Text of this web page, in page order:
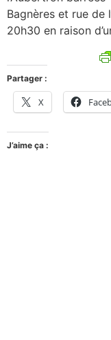
Bagnères et rue de
20h30 en raison
Partager :
X
J’aime ça :